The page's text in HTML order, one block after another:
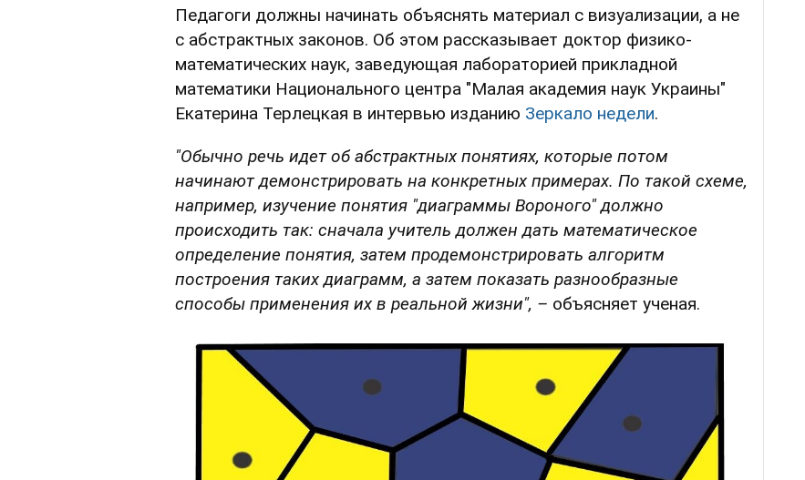
Педагоги должны начинать объяснять материал с визуализации, а не
с абстрактных законов. Об этом рассказывает доктор физико-
математических наук, заведующая лабораторией прикладной
математики Национального центра "Малая академия наук Украины"
Екатерина Терлецкая в интервью изданию Зеркало недели.
"Обычно речь идет об абстрактных понятиях, которые потом
начинают демонстрировать на конкретных примерах. По такой схеме,
например, изучение понятия "диаграммы Вороного" должно
происходить так: сначала учитель должен дать математическое
определение понятия, затем продемонстрировать алгоритм
построения таких диаграмм, а затем показать разнообразные
способы применения их в реальной жизни", – объясняет ученая.